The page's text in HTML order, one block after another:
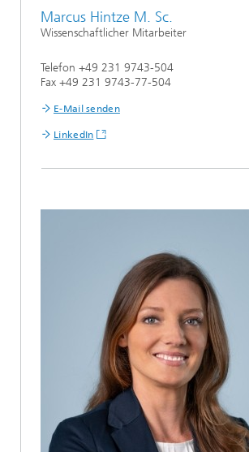
Marcus Hintze M. Sc.
Wissenschaftlicher Mitarbeiter
Telefon +49 231 9743-504
Fax +49 231 9743-77-504
E-Mail senden
LinkedIn